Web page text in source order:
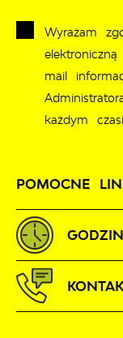
POMOCNE
Wyrażam
mail
każdym